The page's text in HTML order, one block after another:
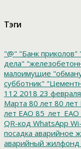
Тэги
"@" "Банк приколов"
дела"
малоимущие
субботник"
112 2018 23 февраля
Марта 80 лет 80
лет ЕАО 85_лет_ЕАО
QR-код WhatsApp
посадка аварийное
аварийный жилфонд